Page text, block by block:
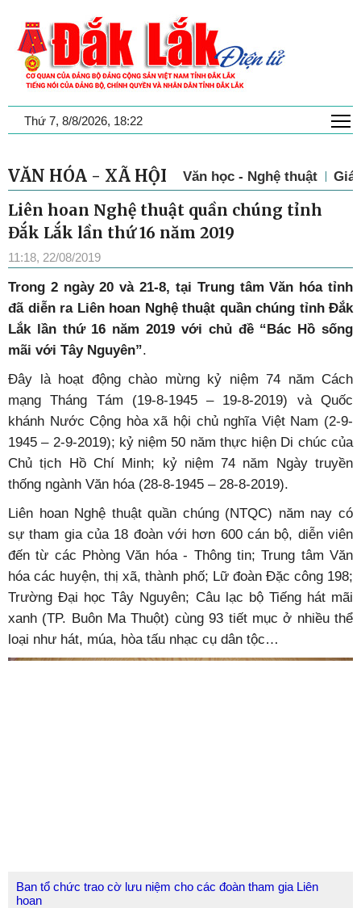
Thứ 7, 8/8/2026, 18:22
VĂN HÓA - XÃ HỘI Văn học - Nghệ thuật
Liên hoan Nghệ thuật quần chúng tỉnh
Đắk Lắk lần thứ 16 năm 2019
11:18, 22/08/2019
Trong 2 ngày 20 và 21-8, tại Trung tâm Văn hóa tỉnh
đã diễn ra Liên hoan Nghệ thuật quần chúng tỉnh Đắk
Lắk lần thứ 16 năm 2019 với chủ đề “Bác Hồ sống
mãi với Tây Nguyên”.
Đây là hoạt động chào mừng kỷ niệm 74 năm Cách
mạng Tháng Tám (19-8-1945 – 19-8-2019) và Quốc
khánh Nước Cộng hòa xã hội chủ nghĩa Việt Nam (2-9-
1945 – 2-9-2019); kỷ niệm 50 năm thực hiện Di chúc của
Chủ tịch Hồ Chí Minh; kỷ niệm 74 năm Ngày truyền
thống ngành Văn hóa (28-8-1945 – 28-8-2019).
Liên hoan Nghệ thuật quần chúng (NTQC) năm nay có
sự tham gia của 18 đoàn với hơn 600 cán bộ, diễn viên
đến từ các Phòng Văn hóa - Thông tin; Trung tâm Văn
hóa các huyện, thị xã, thành phố; Lữ đoàn Đặc công 198;
Trường Đại học Tây Nguyên; Câu lạc bộ Tiếng hát mãi
xanh (TP. Buôn Ma Thuột) cùng 93 tiết mục ở nhiều thể
loại như hát, múa, hòa tấu nhạc cụ dân tộc…
Ban tổ chức trao cờ lưu niệm cho các đoàn tham gia Liên
hoan